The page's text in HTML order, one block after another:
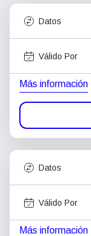
Datos
Válido Por
Más información
Datos
Válido Por
Más información